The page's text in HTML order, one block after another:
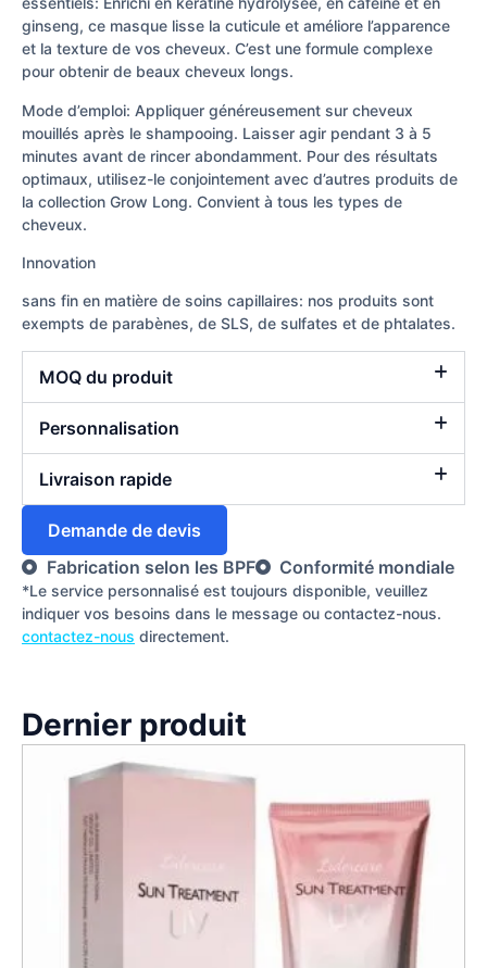
ginseng, ce masque lisse la cuticule et améliore l’apparence
et la texture de vos cheveux. C’est une formule complexe
pour obtenir de beaux cheveux longs.
Mode d’emploi: Appliquer généreusement sur cheveux
mouillés après le shampooing. Laisser agir pendant 3 à 5
minutes avant de rincer abondamment. Pour des résultats
optimaux, utilisez-le conjointement avec d’autres produits de
la collection Grow Long. Convient à tous les types de
cheveux.
Innovation
sans fin en matière de soins capillaires: nos produits sont
exempts de parabènes, de SLS, de sulfates et de phtalates.
MOQ du produit
Personnalisation
Livraison rapide
Demande de devis
Fabrication selon les BPF
Conformité mondiale
*Le service personnalisé est toujours disponible, veuillez
indiquer vos besoins dans le message ou contactez-nous.
contactez-nous directement.
Dernier produit